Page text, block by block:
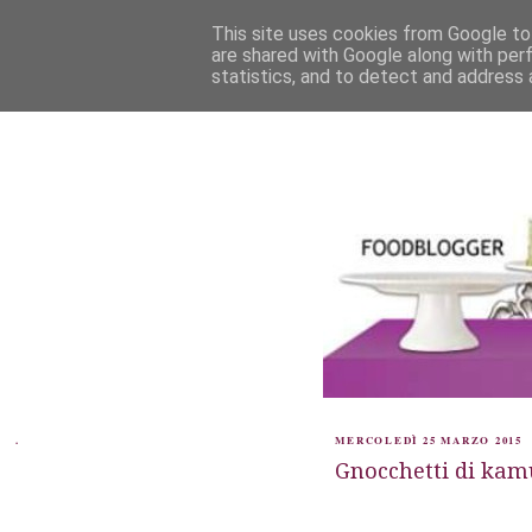
. MERCOLEDÌ 25 MARZO 2015
Gnocchetti di
This site uses cookies from Google
are shared with Google along with
statistics, and to detect and address